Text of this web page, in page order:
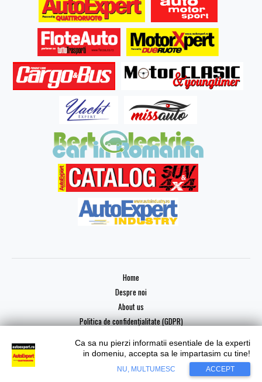
Home
Despre noi
About us
Politica de confidențialitate (GDPR)
Copyright © 2026 AutoExpert
Ca sa nu pierzi informatii esentiale de la experti
in domeniu, accepta sa le impartasim cu tine!
NU, MULTUMESC ACCEPT